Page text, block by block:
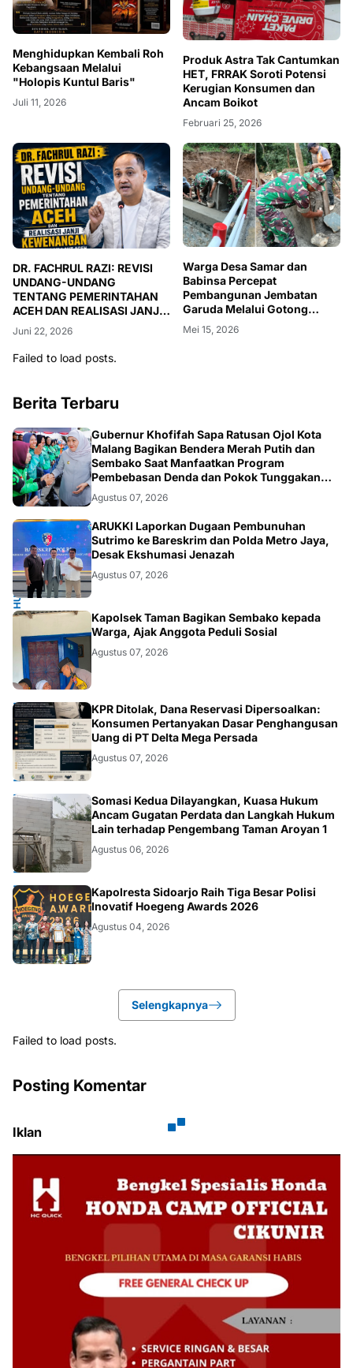
Menghidupkan Kembali Roh
Kebangsaan Melalui
"Holopis Kuntul Baris"
Juli 11, 2026
Produk Astra Tak Cantumkan
HET, FRRAK Soroti Potensi
Kerugian Konsumen dan
Ancam Boikot
Februari 25, 2026
DR. FACHRUL RAZI: REVISI
UNDANG-UNDANG
TENTANG PEMERINTAHAN
ACEH DAN REALISASI JANJI
KEWENANGAN
PENGELOLAAN LAUT ACEH
HINGGA 200 MIL LAUT
Juni 22, 2026
Warga Desa Samar dan
Babinsa Percepat
Pembangunan Jembatan
Garuda Melalui Gotong
Royong
Mei 15, 2026
Failed to load posts.
Berita Terbaru
SOSIAL
Gubernur Khofifah Sapa Ratusan Ojol Kota
Malang Bagikan Bendera Merah Putih dan
Sembako Saat Manfaatkan Program
Pembebasan Denda dan Pokok Tunggakan
PKB
Agustus 07, 2026
HUKUM.NASIONAL
ARUKKI Laporkan Dugaan Pembunuhan
Sutrimo ke Bareskrim dan Polda Metro Jaya,
Desak Ekshumasi Jenazah
Agustus 07, 2026
POLRI.SOSIAL
Kapolsek Taman Bagikan Sembako kepada
Warga, Ajak Anggota Peduli Sosial
Agustus 07, 2026
HUKUM.DAERAH
KPR Ditolak, Dana Reservasi Dipersoalkan:
Konsumen Pertanyakan Dasar Penghangusan
Uang di PT Delta Mega Persada
Agustus 07, 2026
HUKUM.DAERAH
Somasi Kedua Dilayangkan, Kuasa Hukum
Ancam Gugatan Perdata dan Langkah Hukum
Lain terhadap Pengembang Taman Aroyan 1
Agustus 06, 2026
POLRI
Kapolresta Sidoarjo Raih Tiga Besar Polisi
Inovatif Hoegeng Awards 2026
Agustus 04, 2026
Selengkapnya
Failed to load posts.
Posting Komentar
Iklan